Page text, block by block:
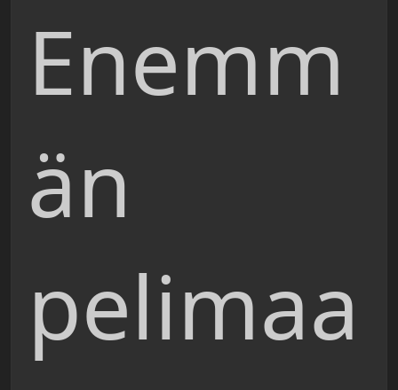
Enemm
än
pelimaa